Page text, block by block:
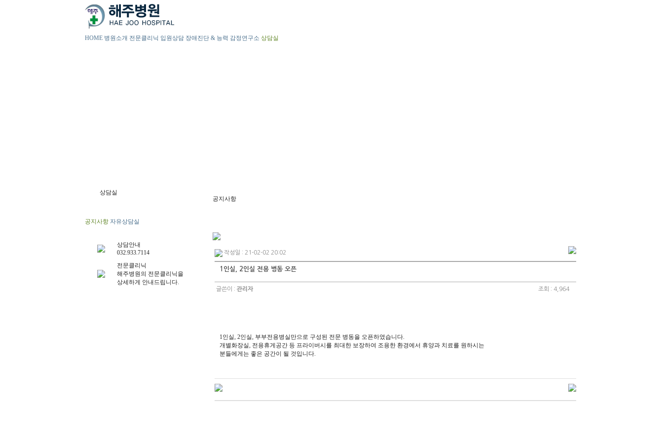
HOME 병원소개 전문클리닉 입원상담 장애진단 & 능력 감정연구소 상담실
상담실
공지사항
공지사항 자유상담실
상담안내
032.933.7114
전문클리닉
해주병원의 전문클리닉을
상세하게 안내드립니다.
작성일 : 21-02-02 20:02
1인실, 2인실 전용 병동 오픈
글쓴이 : 관리자 조회 : 4,964
1인실, 2인실, 부부전용병실만으로 구성된 전문 병동을 오픈하였습니다.
개별화장실, 전용휴게공간 등 프라이버시를 최대한 보장하여 조용한 환경에서 휴양과 치료를 원하시는
분들에게는 좋은 공간이 될 것입니다.